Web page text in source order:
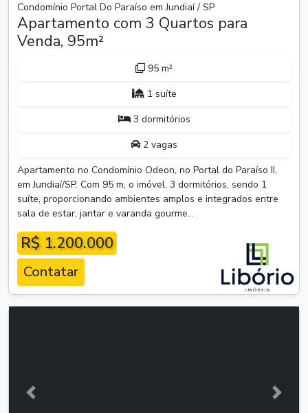
Condomínio Portal Do Paraíso em Jundiaí / SP
Apartamento com 3 Quartos para
Venda, 95m²
95 m²
1 suíte
3 dormitórios
2 vagas
Apartamento no Condomínio Odeon, no Portal do Paraíso II,
em Jundiaí/SP. Com 95 m, o imóvel, 3 dormitórios, sendo 1
suíte, proporcionando ambientes amplos e integrados entre
sala de estar, jantar e varanda gourme...
R$ 1.200.000
Contatar
Anterior